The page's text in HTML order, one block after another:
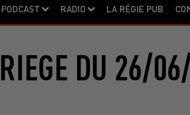
PODCAST RADIO LA RÉGIE PUB
DU 26/